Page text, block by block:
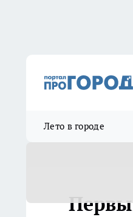
Лето в городе